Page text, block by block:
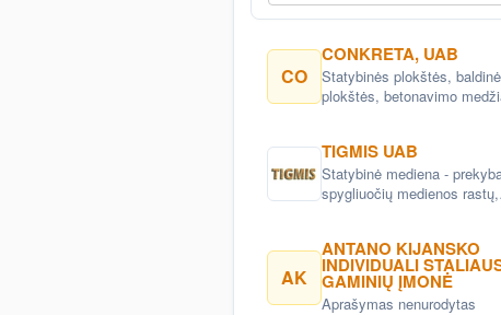
CO
CONKRETA, UAB
Statybinės plokštės,
plokštės, betonavimo
TIGMIS UAB
Statybinė mediena -
spygliuočių medienos rastų,
lentpjūvės paslauga.
AK
ANTANO KIJANSKO
INDIVIDUALI
GAMINIŲ ĮMONĖ
Aprašymas nenurodytas